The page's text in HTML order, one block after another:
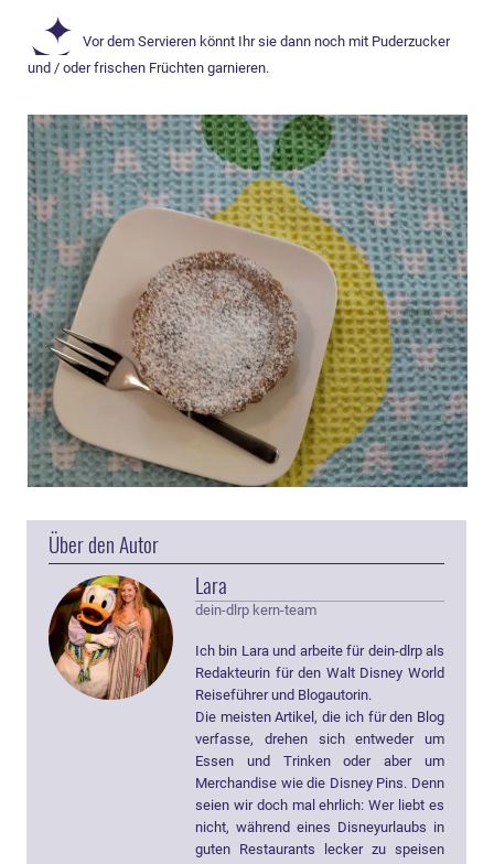
Vor dem Servieren könnt Ihr sie dann noch mit Puderzucker
und / oder frischen Früchten garnieren.
Über den Autor
Lara
dein-dlrp kern-team
Ich bin Lara und arbeite für dein-dlrp als
Redakteurin für den Walt Disney World
Reiseführer und Blogautorin.
Die meisten Artikel, die ich für den Blog
verfasse, drehen sich entweder um
Essen und Trinken oder aber um
Merchandise wie die Disney Pins. Denn
seien wir doch mal ehrlich: Wer liebt es
nicht, während eines Disneyurlaubs in
guten Restaurants lecker zu speisen